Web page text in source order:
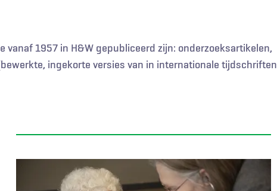
Door in te loggen op HAweb krijgt u toegang tot de artikelen
op HenW.org.
1957 in H&W gepubliceerd zijn: onderzoeksartikelen,
ingekorte versies van in internationale tijdschriften